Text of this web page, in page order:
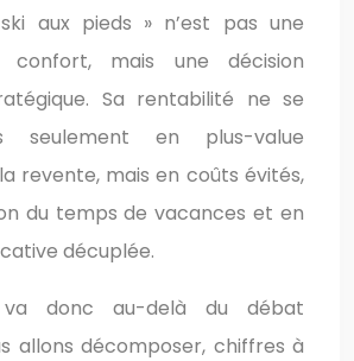
aux pieds » n’est pas une
confort, mais une décision
Sa rentabilité ne se
seulement en plus-value
revente, mais en coûts évités,
du temps de vacances et en
décuplée.
donc au-delà du débat
allons décomposer, chiffres à